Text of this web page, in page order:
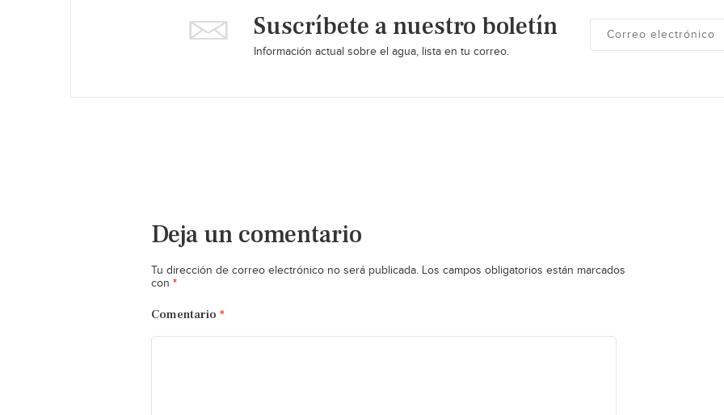
Suscríbete a nuestro boletín
Información actual sobre el agua, lista en tu correo.
Deja un comentario
Tu dirección de correo electrónico no será publicada. Los campos obligatorios están marcados
con *
Comentario *